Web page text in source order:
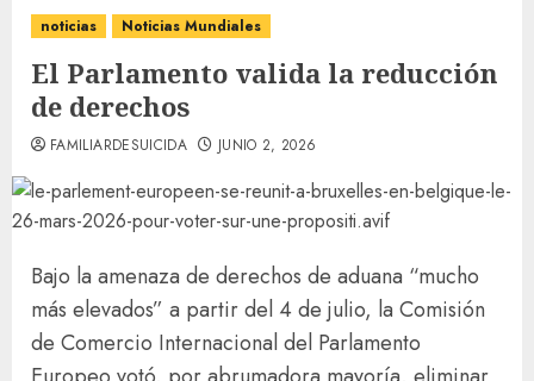
noticias Noticias Mundiales
El Parlamento valida la reducción
de derechos
FAMILIARDESUICIDA JUNIO 2, 2026
Bajo la amenaza de derechos de aduana “mucho
más elevados” a partir del 4 de julio, la Comisión
de Comercio Internacional del Parlamento